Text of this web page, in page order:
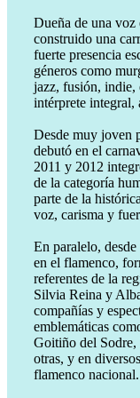
Dueña de una voz
construido una
fuerte presencia
géneros como
jazz, fusión, indie,
intérprete integral,
Desde muy joven
debutó en el
2011 y 2012
de la categoría
parte de la
voz, carisma y
En paralelo,
en el flamenco,
referentes de la
Silvia Reina y
compañías y
emblemáticas
Goitiño del
otras, y en
flamenco nacional.